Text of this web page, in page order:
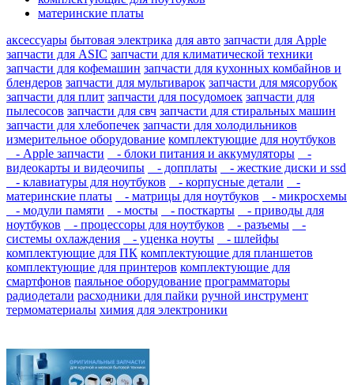
материнские платы
аксессуары бытовая электрика для авто запчасти для Apple
запчасти для ASIC запчасти для климатической техники
запчасти для кофемашин запчасти для кухонных комбайнов и
блендеров запчасти для мультиварок запчасти для мясорубок
запчасти для плит запчасти для посудомоек запчасти для
пылесосов запчасти для свч запчасти для стиральных машин
запчасти для хлебопечек запчасти для холодильников
измерительное оборудование комплектующие для ноутбуков
- Apple запчасти
- блоки питания и аккумуляторы
-
видеокарты и видеочипы
- допплаты
- жесткие диски и ssd
- клавиатуры для ноутбуков
- корпусные детали
-
материнские платы
- матрицы для ноутбуков
- микросхемы
- модули памяти
- мосты - посткарты
- приводы для
ноутбуков
- процессоры для ноутбуков - разъемы
-
системы охлаждения
- уценка ноуты
- шлейфы
комплектующие для ПК комплектующие для планшетов
комплектующие для принтеров комплектующие для
смартфонов паяльное оборудование программаторы
радиодетали расходники для пайки ручной инструмент
термоматериалы химия для электроники